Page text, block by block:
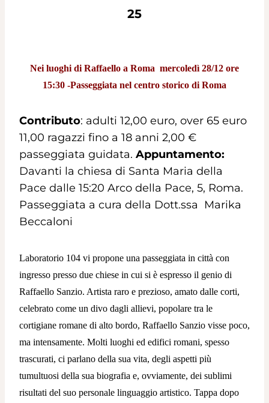
25
Nei luoghi di Raffaello a Roma mercoledì 28/12 ore
15:30 -Passeggiata nel centro storico di Roma
Contributo: adulti 12,00 euro, over 65 euro
11,00 ragazzi fino a 18 anni 2,00 €
passeggiata guidata. Appuntamento:
Davanti la chiesa di Santa Maria della
Pace dalle 15:20 Arco della Pace, 5, Roma.
Passeggiata a cura della Dott.ssa Marika
Beccaloni
Laboratorio 104 vi propone una passeggiata in città con
ingresso presso due chiese in cui si è espresso il genio di
Raffaello Sanzio. Artista raro e prezioso, amato dalle corti,
celebrato come un divo dagli allievi, popolare tra le
cortigiane romane di alto bordo, Raffaello Sanzio visse poco,
ma intensamente. Molti luoghi ed edifici romani, spesso
trascurati, ci parlano della sua vita, degli aspetti più
tumultuosi della sua biografia e, ovviamente, dei sublimi
risultati del suo personale linguaggio artistico. Tappa dopo